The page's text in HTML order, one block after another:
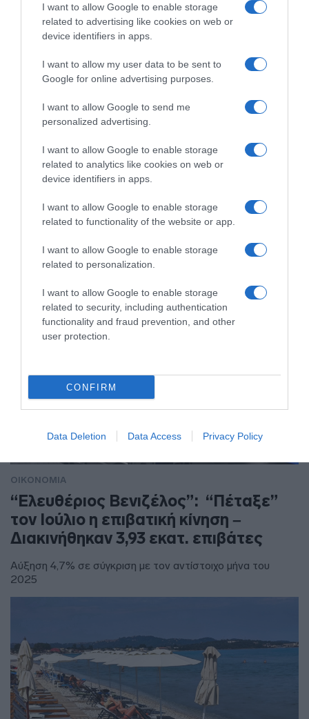
I want to allow Google to enable storage
related to advertising like cookies on web or
device identifiers in apps.
I want to allow my user data to be sent to
Google for online advertising purposes.
I want to allow Google to send me
personalized advertising.
I want to allow Google to enable storage
related to analytics like cookies on web or
device identifiers in apps.
I want to allow Google to enable storage
related to functionality of the website or app.
I want to allow Google to enable storage
related to personalization.
I want to allow Google to enable storage
related to security, including authentication
functionality and fraud prevention, and other
user protection.
CONFIRM
Data Deletion Data Access Privacy Policy
Δεκαπενταύγουστο: Πώς αμείβονται
οι εργαζόμενοι στην αργία
Τι ισχύει ανά επιχείρηση
ΟΙΚΟΝΟΜΙΑ
“Ελευθέριος Βενιζέλος”: “Πέταξε”
τον Ιούλιο η επιβατική κίνηση –
Διακινήθηκαν 3,93 εκατ. επιβάτες
Αύξηση 4,7% σε σύγκριση με τον αντίστοιχο μήνα του
2025